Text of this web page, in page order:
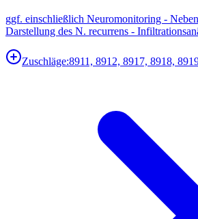
ggf. einschließlich Neuromonitoring -
Darstellung des N. recurrens -
Zuschläge:8911, 8912, 8917, 8918,